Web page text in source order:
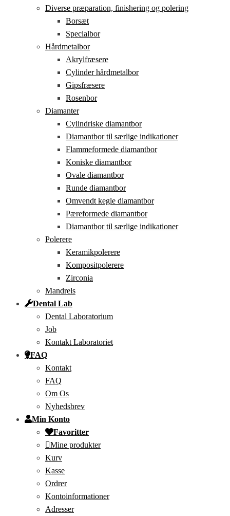
Diverse præparation, finishering og polering
Borsæt
Specialbor
Hårdmetalbor
Akrylfræsere
Cylinder hårdmetalbor
Gipsfræsere
Rosenbor
Diamanter
Cylindriske diamantbor
Diamantbor til særlige indikationer
Flammeformede diamantbor
Koniske diamantbor
Ovale diamantbor
Runde diamantbor
Omvendt kegle diamantbor
Pæreformede diamantbor
Diamantbor til særlige indikationer
Polerere
Keramikpolerere
Kompositpolerere
Zirconia
Mandrels
Dental Lab
Dental Laboratorium
Job
Kontakt Laboratoriet
FAQ
Kontakt
FAQ
Om Os
Nyhedsbrev
Min Konto
Favoritter
Mine produkter
Kurv
Kasse
Ordrer
Kontoinformationer
Adresser